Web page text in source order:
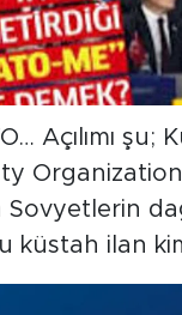
Açılımı
Sovyetlerin
küstah ilan